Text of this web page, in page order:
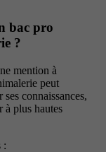
bac pro
?
mention à
peut
connaissances,
à plus hautes
: